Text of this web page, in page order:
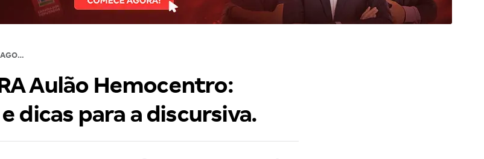
AO VIVO AGORA Aulão Hemocentro: Hemoterapia e dicas para a discursiva.
Aulão Hemocentro:
dicas para a discursiva.